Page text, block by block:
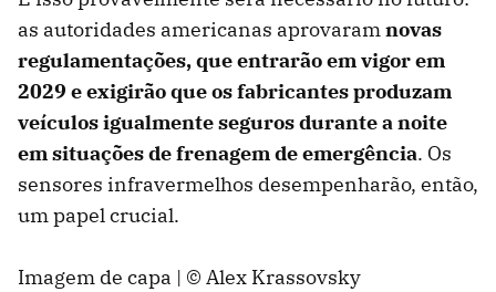
as autoridades americanas aprovaramnovas
regulamentações, que entrarão em vigor em
2029 e exigirão que os fabricantes produzam
veículos igualmente seguros durante a noite
em situações de frenagem de emergência. Os
sensores infravermelhos desempenharão, então,
um papel crucial.
Imagem de capa | © Alex Krassovsky